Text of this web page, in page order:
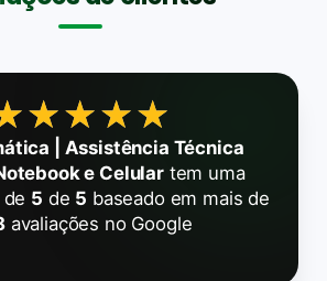
| Assistência Técnica
e Celulartem uma
5 de 5 baseado em mais de
avaliações no Google